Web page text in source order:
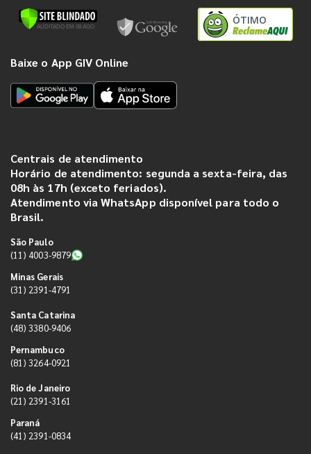
ÓTIMO
Baixe o App GIV Online
Centrais de atendimento
Horário de atendimento: segunda a sexta-feira, das
08h às 17h (exceto feriados).
Atendimento via WhatsApp disponível para todo o
Brasil.
São Paulo
(11) 4003-9879
Minas Gerais
(31) 2391-4791
Santa Catarina
(48) 3380-9406
Pernambuco
(81) 3264-0921
Rio de Janeiro
(21) 2391-3161
Paraná
(41) 2391-0834